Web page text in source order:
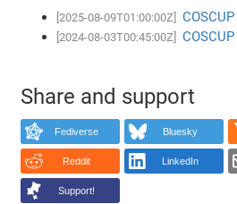
[2025-08-09T01:00:00Z]
[2024-08-03T00:45:00Z]
Share and support
Fediverse Bluesky
Reddit LinkedIn
Support!